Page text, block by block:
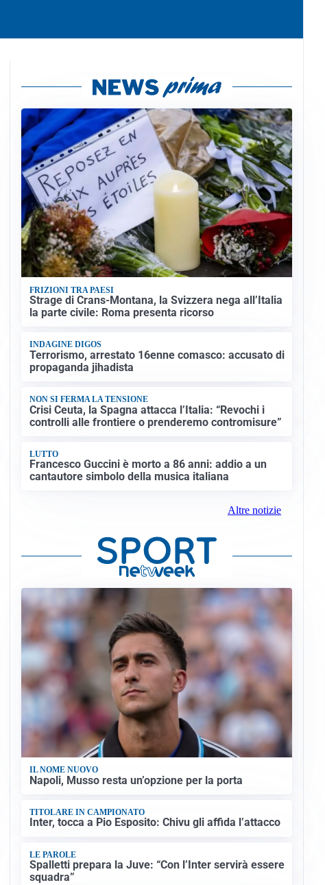
FRIZIONI TRA PAESI
Strage di Crans-Montana, la Svizzera nega all’Italia
la parte civile: Roma presenta ricorso
INDAGINE DIGOS
Terrorismo, arrestato 16enne comasco: accusato di
propaganda jihadista
NON SI FERMA LA TENSIONE
Crisi Ceuta, la Spagna attacca l’Italia: “Revochi i
controlli alle frontiere o prenderemo contromisure”
LUTTO
Francesco Guccini è morto a 86 anni: addio a un
cantautore simbolo della musica italiana
Altre notizie
IL NOME NUOVO
Napoli, Musso resta un’opzione per la porta
TITOLARE IN CAMPIONATO
Inter, tocca a Pio Esposito: Chivu gli affida l’attacco
LE PAROLE
Spalletti prepara la Juve: “Con l’Inter servirà essere
squadra”